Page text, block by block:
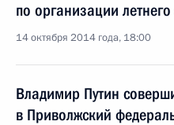
по организации
14 октября 2014 года, 18:00
Владимир Путин
в Приволжский